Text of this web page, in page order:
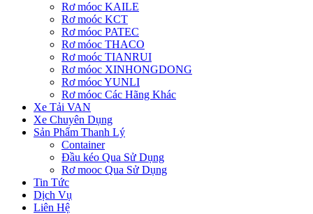
Rơ móoc KAILE
Rơ moóc KCT
Rơ móoc PATEC
Rơ móoc THACO
Rơ moóc TIANRUI
Rơ móoc XINHONGDONG
Rơ móoc YUNLI
Rơ móoc Các Hãng Khác
Xe Tải VAN
Xe Chuyên Dụng
Sản Phẩm Thanh Lý
Container
Đầu kéo Qua Sử Dụng
Rơ mooc Qua Sử Dụng
Tin Tức
Dịch Vụ
Liên Hệ